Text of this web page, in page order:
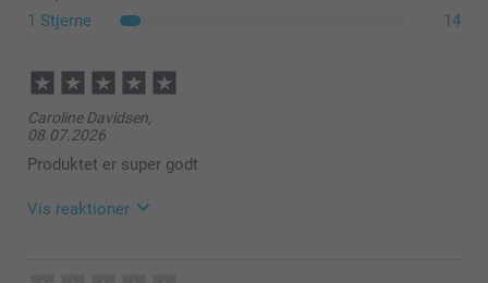
1 Stjerne
14
Caroline Davidsen,
08.07.2026
Produktet er super godt
Vis reaktioner